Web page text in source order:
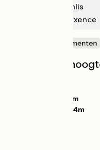
Chantilly-Senlis
Pont-Ste-Maxence
Kastelen en monumenten
Hellingen en
32m
154m